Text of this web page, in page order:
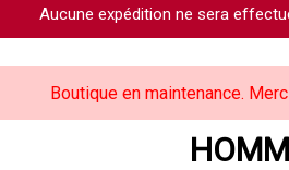
Aucune expédition ne sera
Boutique en maintenance.